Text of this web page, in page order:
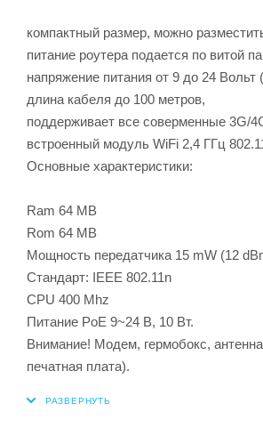
компактный размер, можно
питание роутера подается по витой
напряжение питания от 9 до 24
длина кабеля до 100 метров,
поддерживает все соверменные 3G/
встроенный модуль WiFi 2,4 ГГц
Основные характеристики:
Ram 64 MB
Rom 64 MB
Мощность передатчика 15 mW (12
Стандарт: IEEE 802.11n
CPU 400 Mhz
Питание PoE 9~24 В, 10 Вт.
Внимание! Модем, гермобокс, антенна
печатная плата).